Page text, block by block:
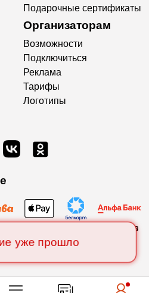
уже прошло
Подарочные сертификаты
Организаторам
Возможности
Подключиться
Реклама
Тарифы
Логотипы